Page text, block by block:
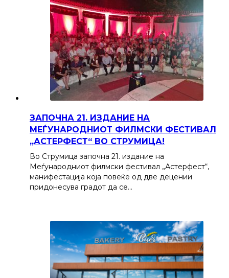
ЗАПОЧНА 21. ИЗДАНИЕ НА
МЕЃУНАРОДНИОТ ФИЛМСКИ ФЕСТИВАЛ
„АСТЕРФЕСТ“ ВО СТРУМИЦА!
Во Струмица започна 21. издание на
Меѓународниот филмски фестивал „Астерфест“,
манифестација која повеќе од две децении
придонесува градот да се…